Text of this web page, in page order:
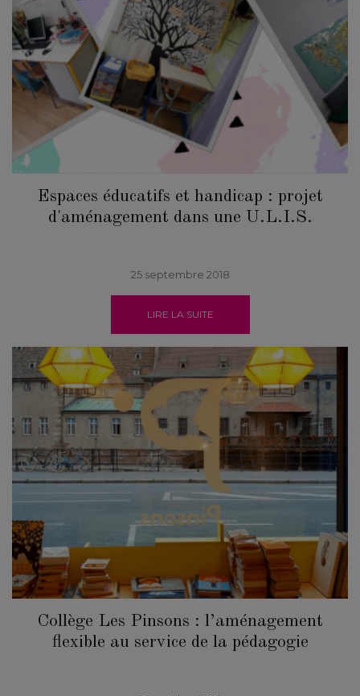
Espaces éducatifs et handicap : projet
d'aménagement dans une U.L.I.S.
25 septembre 2018
LIRE LA SUITE
Collège Les Pinsons : l’aménagement
flexible au service de la pédagogie